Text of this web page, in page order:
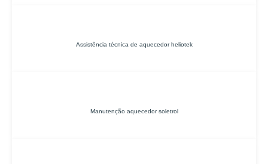
Assistência técnica de aquecedor heliotek
Manutenção aquecedor soletrol